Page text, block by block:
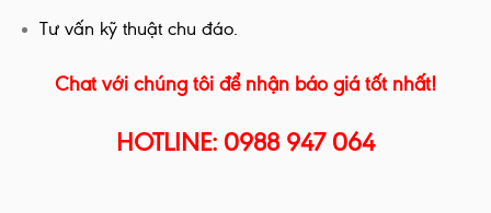
Tư vấn kỹ thuật chu đáo.
Chat với chúng tôi để nhận báo giá tốt nhất!
HOTLINE: 0988 947 064